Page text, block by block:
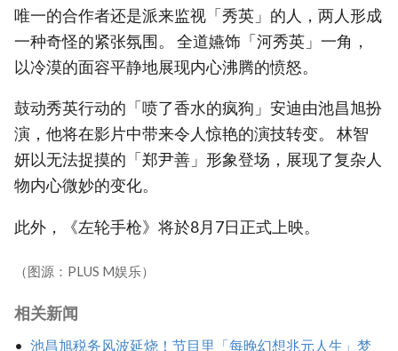
唯一的合作者还是派来监视「秀英」的人，两人形成
一种奇怪的紧张氛围。 全道嬿饰「河秀英」一角，
以冷漠的面容平静地展现内心沸腾的愤怒。
鼓动秀英行动的「喷了香水的疯狗」安迪由池昌旭扮
演，他将在影片中带来令人惊艳的演技转变。 林智
妍以无法捉摸的「郑尹善」形象登场，展现了复杂人
物内心微妙的变化。
此外，《左轮手枪》将於8月7日正式上映。
（图源：PLUS M娱乐）
相关新闻
池昌旭税务风波延烧！节目里「每晚幻想兆元人生」梦